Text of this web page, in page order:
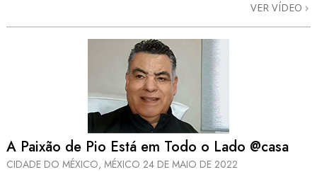
VER VÍDEO
A Paixão de Pio Está em Todo o Lado @casa
CIDADE DO MÉXICO, MÉXICO 24 DE MAIO DE 2022